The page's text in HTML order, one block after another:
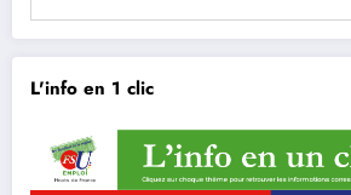
L'info en 1 clic